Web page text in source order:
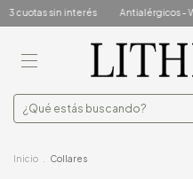
interés Antialérgicos - Waterproof
Inicio Collares